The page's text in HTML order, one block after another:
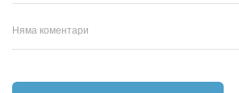
Няма коментари